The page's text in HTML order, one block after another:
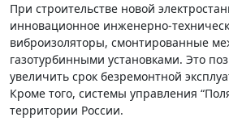
При строительстве новой
инновационное инженерно-
виброизоляторы, смонтированные
газотурбинными установками. Это
увеличить срок безремонтной
Кроме того, системы управления
территории России.